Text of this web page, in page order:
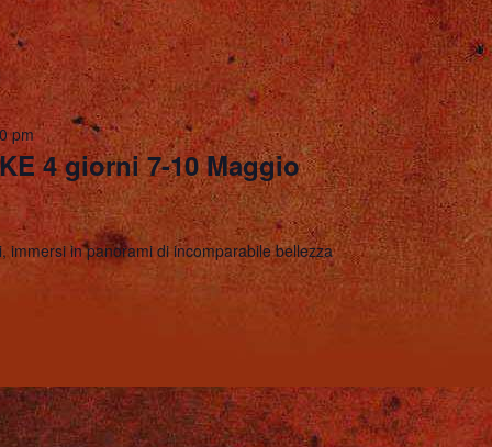
4 giorni 7-10 Maggio
pm
immersi in panorami di incomparabile bellezza